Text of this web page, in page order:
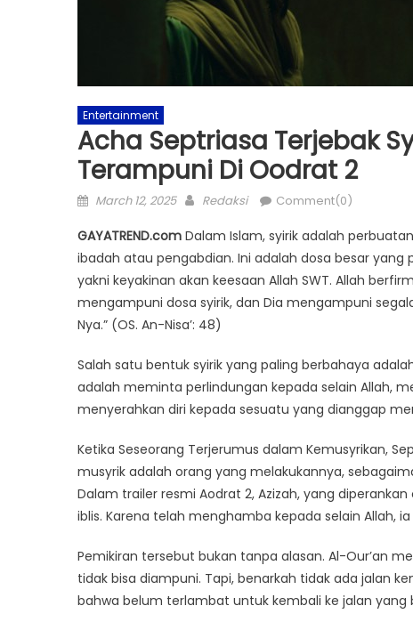
Entertainment
Acha Septriasa Terjebak
Terampuni Di Oodrat 2
Posted
March 12, 2025 Author
Redaksi Comment(0)
GAYATREND.com Dalam Islam, syirik adalah
ibadah atau pengabdian. Ini adalah dosa besar
yakni keyakinan akan keesaan Allah SWT. Allah
mengampuni dosa syirik, dan Dia mengampuni
Nya.” (OS. An-Nisa’: 48)
Salah satu bentuk syirik yang paling berbahaya
adalah meminta perlindungan kepada selain Allah,
menyerahkan diri kepada sesuatu yang dianggap
Ketika Seseorang Terjerumus dalam Kemusyrikan,
musyrik adalah orang yang melakukannya,
Dalam trailer resmi Aodrat 2, Azizah, yang
iblis. Karena telah menghamba kepada selain Allah,
Pemikiran tersebut bukan tanpa alasan. Al-Our’an
tidak bisa diampuni. Tapi, benarkah tidak ada jalan
bahwa belum terlambat untuk kembali ke jalan yang